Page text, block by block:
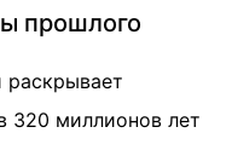
прошлого
раскрывает
320 миллионов лет